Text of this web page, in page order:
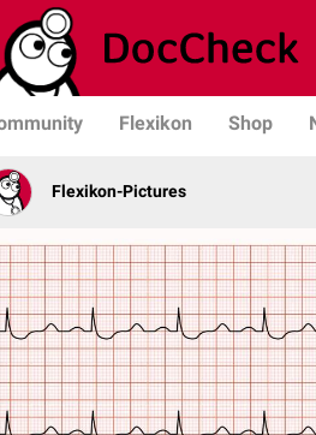
Flexikon Shop
Flexikon-Pictures